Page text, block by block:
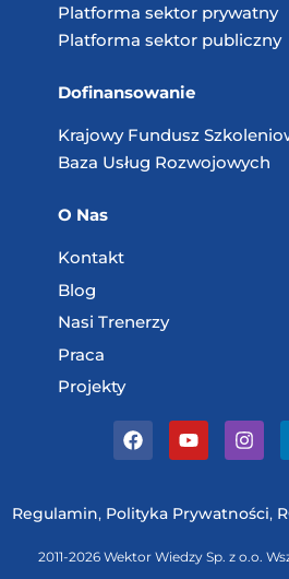
Platforma sektor prywatny
Platforma sektor publiczny
Dofinansowanie
Krajowy Fundusz
Baza Usług Rozwojowych
O Nas
Kontakt
Blog
Nasi Trenerzy
Praca
Projekty
Regulamin, Polityka Prywatności,
2011-2026 Wektor Wiedzy Sp. z o.o.